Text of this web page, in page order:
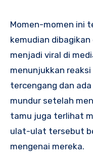
Momen-momen ini
kemudian
menjadi viral di
menunjukkan
tercengang dan
mundur setelah
tamu juga terlihat
ulat-ulat tersebut
mengenai mereka.